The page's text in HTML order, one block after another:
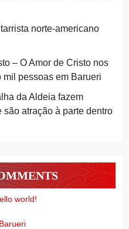
norte-americano
– O Amor de Cristo nos
mil pessoas em Barueri
da Aldeia fazem
atração à parte dentro
world!